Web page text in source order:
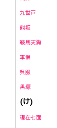
九世戸
熊坂
鞍馬天狗
車僧
呉服
黒塚
(け)
現在七面